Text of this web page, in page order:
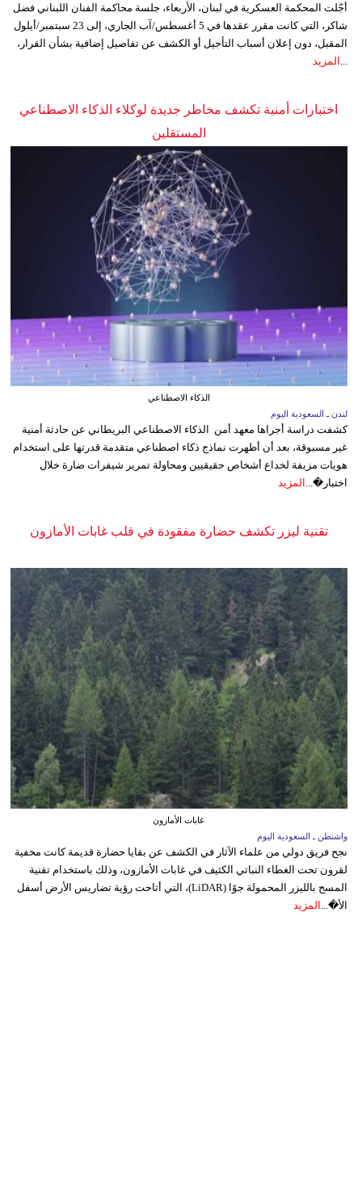
أجّلت المحكمة العسكرية في لبنان، الأربعاء، جلسة محاكمة الفنان اللبناني فضل
شاكر، التي كانت مقرر عقدها في 5 أغسطس/آب الجاري، إلى 23 سبتمبر/أيلول
المقبل، دون إعلان أسباب التأجيل أو الكشف عن تفاصيل إضافية بشأن القرار،
المزيد
اختبارات أمنية تكشف مخاطر جديدة لوكلاء الذكاء الاصطناعي
المستقلين
الذكاء الاصطناعي
لندن ـ السعودية اليوم
كشفت دراسة أجراها معهد أمن الذكاء الاصطناعي البريطاني عن حادثة أمنية
غير مسبوقة، بعد أن أظهرت نماذج ذكاء اصطناعي متقدمة قدرتها على استخدام
هويات مزيفة لخداع أشخاص حقيقيين ومحاولة تمرير شيفرات ضارة خلال
اختبار�... المزيد
تقنية ليزر تكشف حضارة مفقودة في قلب غابات الأمازون
غابات الأمازون
واشنطن ـ السعودية اليوم
نجح فريق دولي من علماء الآثار في الكشف عن بقايا حضارة قديمة كانت مخفية
لقرون تحت الغطاء النباتي الكثيف في غابات الأمازون، وذلك باستخدام تقنية
المسح بالليزر المحمولة جوًا (LiDAR)، التي أتاحت رؤية تضاريس الأرض أسفل
الأ�... المزيد